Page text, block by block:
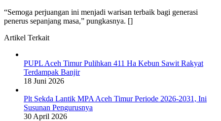
“Semoga perjuangan ini menjadi warisan terbaik bagi generasi
penerus sepanjang masa,” pungkasnya. []
Artikel Terkait
PUPL Aceh Timur Pulihkan 411 Ha Kebun Sawit Rakyat
Terdampak Banjir
18 Juni 2026
Plt Sekda Lantik MPA Aceh Timur Periode 2026-2031, Ini
Susunan Pengurusnya
30 April 2026